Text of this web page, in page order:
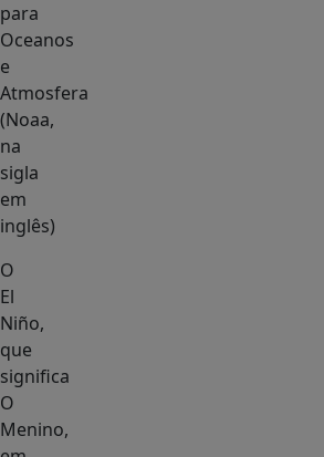
para
Oceanos
e
Atmosfera
(Noaa,
na
sigla
em
inglês)
O
El
Niño,
que
significa
O
Menino,